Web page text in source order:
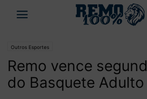
Outros Esportes
Remo vence
do Basquete Adulto